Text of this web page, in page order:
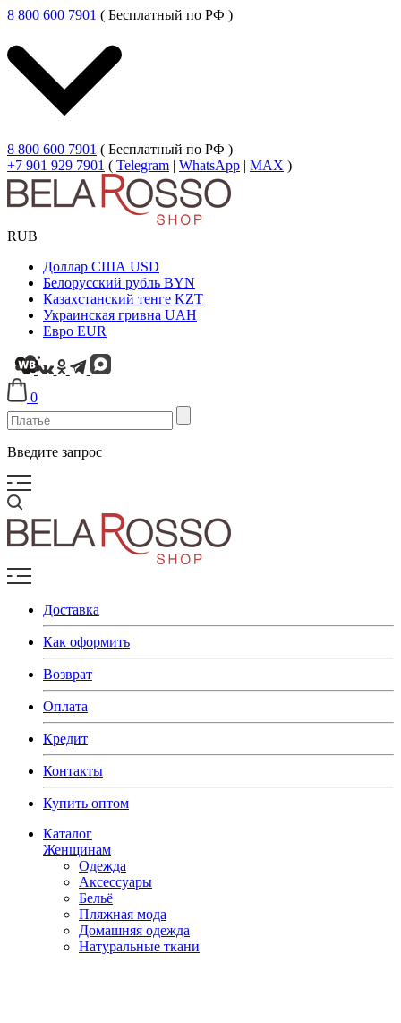
8 800 600 7901 ( Бесплатный по РФ )
8 800 600 7901 ( Бесплатный по РФ )
+7 901 929 7901 ( Telegram | WhatsApp | MAX )
RUB
Доллар США USD
Белорусский рубль BYN
Казахстанский тенге KZT
Украинская гривна UAH
Евро EUR
0
Введите запрос
Доставка
Как оформить
Возврат
Оплата
Кредит
Контакты
Купить оптом
Каталог
Женщинам
Одежда
Аксессуары
Бельё
Пляжная мода
Домашняя одежда
Натуральные ткани